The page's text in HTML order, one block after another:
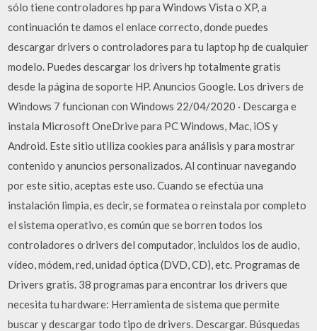
sólo tiene controladores hp para Windows Vista o XP, a
continuación te damos el enlace correcto, donde puedes
descargar drivers o controladores para tu laptop hp de cualquier
modelo. Puedes descargar los drivers hp totalmente gratis
desde la página de soporte HP. Anuncios Google. Los drivers de
Windows 7 funcionan con Windows 22/04/2020 · Descarga e
instala Microsoft OneDrive para PC Windows, Mac, iOS y
Android. Este sitio utiliza cookies para análisis y para mostrar
contenido y anuncios personalizados. Al continuar navegando
por este sitio, aceptas este uso. Cuando se efectúa una
instalación limpia, es decir, se formatea o reinstala por completo
el sistema operativo, es común que se borren todos los
controladores o drivers del computador, incluidos los de audio,
vídeo, módem, red, unidad óptica (DVD, CD), etc. Programas de
Drivers gratis. 38 programas para encontrar los drivers que
necesita tu hardware: Herramienta de sistema que permite
buscar y descargar todo tipo de drivers. Descargar. Búsquedas